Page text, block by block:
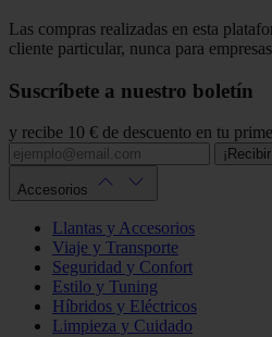
Las compras realizadas en esta
cliente particular, nunca para
Suscríbete a nuestro boletín
y recibe 10 € de descuento en tu
Accesorios
Llantas y Accesorios
Viaje y Transporte
Seguridad y Confort
Estilo y Tuning
Híbridos y Eléctricos
Limpieza y Cuidado